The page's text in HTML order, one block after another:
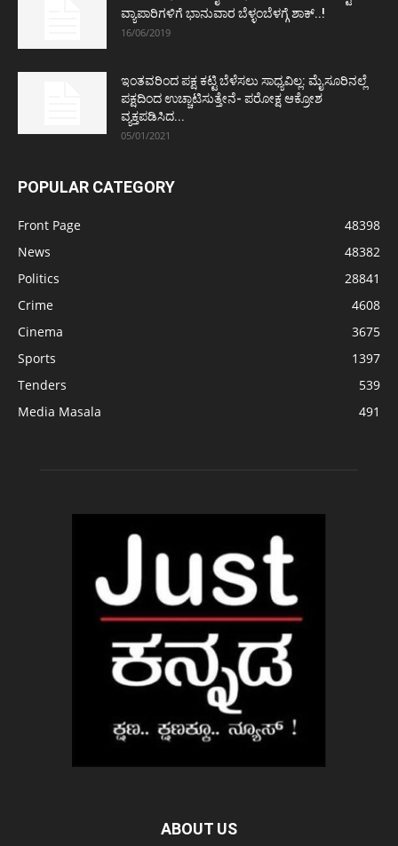
ವ್ಯಾಪಾರಿಗಳಿಗೆ ಭಾನುವಾರ ಬೆಳ್ಳಂಬೆಳಗ್ಗೆ ಶಾಕ್..!
16/06/2019
ಇಂತವರಿಂದ ಪಕ್ಷ ಕಟ್ಟಿ ಬೆಳೆಸಲು ಸಾಧ್ಯವಿಲ್ಲ: ಮೈಸೂರಿನಲ್ಲೆ
ಪಕ್ಷದಿಂದ ಉಚ್ಚಾಟಿಸುತ್ತೇನೆ- ಪರೋಕ್ಷ ಆಕ್ರೋಶ
ವ್ಯಕ್ತಪಡಿಸಿದ...
05/01/2021
POPULAR CATEGORY
Front Page
48398
News
48382
Politics
28841
Crime
4608
Cinema
3675
Sports
1397
Tenders
539
Media Masala
491
ABOUT US